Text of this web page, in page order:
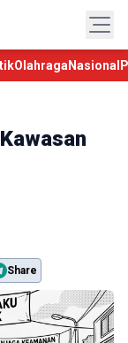
Olahraga Nasional
Share